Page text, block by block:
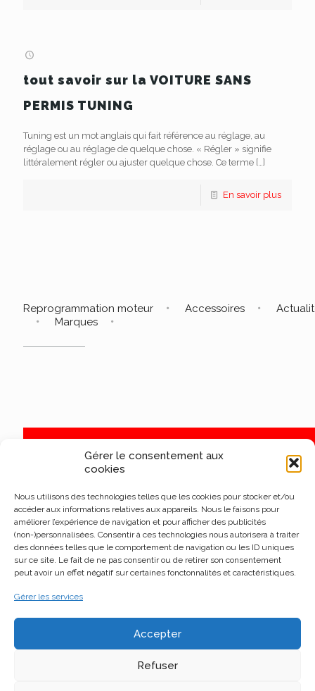
Gérer le consentement aux
cookies
Nous utilisons des technologies telles que les cookies pour stocker et/ou
accéder aux informations relatives aux appareils. Nous le faisons pour
améliorer l’expérience de navigation et pour afficher des publicités
(non-)personnalisées. Consentir à ces technologies nous autorisera à traiter
des données telles que le comportement de navigation ou les ID uniques
sur ce site. Le fait de ne pas consentir ou de retirer son consentement
peut avoir un effet négatif sur certaines fonctonnalités et caractéristiques.
Gérer les services
Accepter
Refuser
tout savoir sur la VOITURE SANS
PERMIS TUNING
Tuning est un mot anglais qui fait référence au réglage, au
réglage ou au réglage de quelque chose. « Régler » signifie
littéralement régler ou ajuster quelque chose. Ce terme […]
En savoir plus
Reprogrammation moteur Accessoires
Marques